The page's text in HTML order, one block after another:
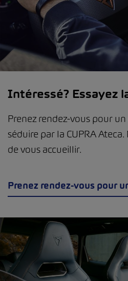
Intéressé? Essayez
Prenez rendez-vous pour
séduire par la CUPRA
de vous accueillir.
Prenez rendez-vous pour